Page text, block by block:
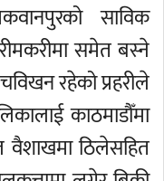
साविक
समेत बस्ने
रहेको प्रहरीले
काठमाडौँमा
ठिलेसहित